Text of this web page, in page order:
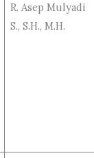
R. Asep Mulyadi
S., S.H., M.H.